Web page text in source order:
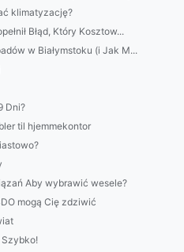
klimatyzację?
Błąd, Który Kosztow...
w Białymstoku (i Jak M...
Dni?
til hjemmekontor
Aby wybrawić wesele?
mogą Cię zdziwić